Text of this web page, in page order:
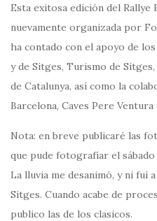
Esta exitosa edición del Rallye
nuevamente organizada por
ha contado con el apoyo de
y de Sitges, Turismo de
de Catalunya, así como la
Barcelona, Caves Pere
Nota: en breve publicaré las
que pude fotografíar el
La lluvia me desanimó, y ni fuí
Sitges. Cuando acabe de
publico las de los clasicos.